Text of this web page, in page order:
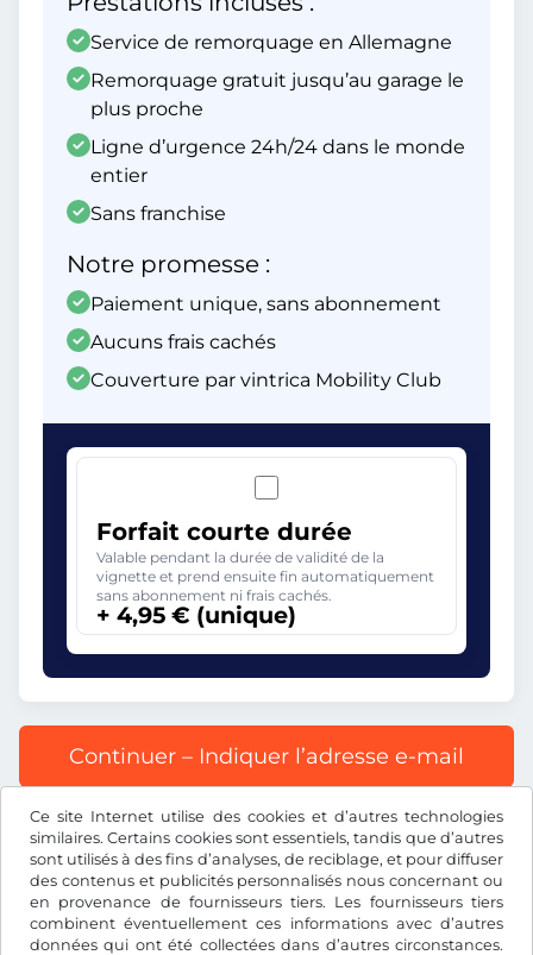
Ce site Internet utilise des cookies et d’autres technologies
similaires. Certains cookies sont essentiels, tandis que d’autres
sont utilisés à des fins d’analyses, de reciblage, et pour diffuser
des contenus et publicités personnalisés nous concernant ou
en provenance de fournisseurs tiers. Les fournisseurs tiers
combinent éventuellement ces informations avec d’autres
données qui ont été collectées dans d’autres circonstances.
Service de remorquage en Allemagne
Remorquage gratuit jusqu’au garage le
plus proche
Ligne d’urgence 24h/24 dans le monde
entier
Sans franchise
Notre promesse :
Paiement unique, sans abonnement
Aucuns frais cachés
Couverture par vintrica Mobility Club
Forfait courte durée
Valable pendant la durée de validité de la
vignette et prend ensuite fin automatiquement
sans abonnement ni frais cachés.
+ 4,95 € (unique)
Continuer – Indiquer l’adresse e-mail
Tous les prix s’entendent TVA incluse.
€EUR